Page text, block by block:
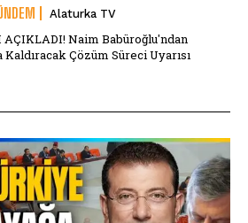
Alaturka TV
AÇIKLADI! Naim Babüroğlu'ndan
Çözüm Süreci Uyarısı